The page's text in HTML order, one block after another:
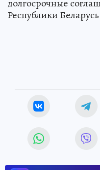
долгосрочные
Республики